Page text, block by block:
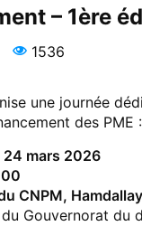
– 1ère
1536
une journée
des PME :
24 mars 2026
CNPM,
Gouvernorat du